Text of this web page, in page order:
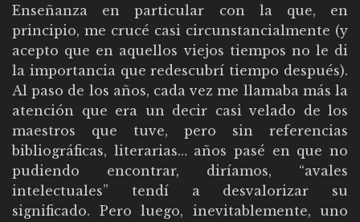
Enseñanza en particular con la que, en
principio, me crucé casi circunstancialmente (y
acepto que en aquellos viejos tiempos no le di
la importancia que redescubrí tiempo después).
Al paso de los años, cada vez me llamaba más la
atención que era un decir casi velado de los
maestros que tuve, pero sin referencias
bibliográficas, literarias… años pasé en que no
pudiendo encontrar, diríamos, “avales
intelectuales” tendí a desvalorizar su
significado. Pero luego, inevitablemente, uno